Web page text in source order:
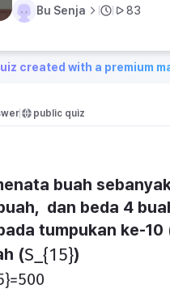
Bu Senja 83
created with a premium
public quiz
buah
dan beda 4
tumpukan ke-10
(​S_{15}​)